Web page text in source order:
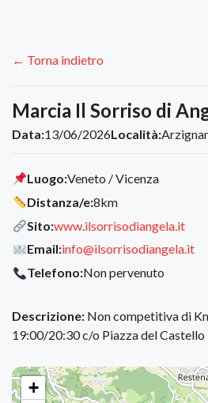
← Torna indietro
Marcia Il Sorriso di
Data:13/06/2026Località:
Luogo:Veneto / Vicenza
Distanza/e:8km
Sito:www.ilsorrisodiangela.it
Email:info@ilsorrisodiangela.it
Telefono:Non pervenuto
Descrizione: Non competitiva di
19:00/20:30 c/o Piazza del Castello
+